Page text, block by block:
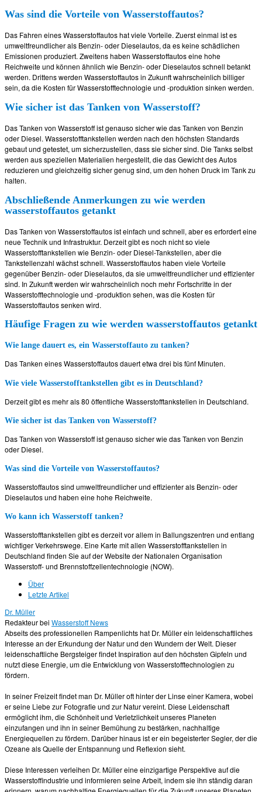
Was sind die Vorteile von Wasserstoffautos?
Das Fahren eines Wasserstoffautos hat viele Vorteile. Zuerst einmal ist es
umweltfreundlicher als Benzin- oder Dieselautos, da es keine schädlichen
Emissionen produziert. Zweitens haben Wasserstoffautos eine hohe
Reichweite und können ähnlich wie Benzin- oder Dieselautos schnell betankt
werden. Drittens werden Wasserstoffautos in Zukunft wahrscheinlich billiger
sein, da die Kosten für Wasserstofftechnologie und -produktion sinken werden.
Wie sicher ist das Tanken von Wasserstoff?
Das Tanken von Wasserstoff ist genauso sicher wie das Tanken von Benzin
oder Diesel. Wasserstofftankstellen werden nach den höchsten Standards
gebaut und getestet, um sicherzustellen, dass sie sicher sind. Die Tanks selbst
werden aus speziellen Materialien hergestellt, die das Gewicht des Autos
reduzieren und gleichzeitig sicher genug sind, um den hohen Druck im Tank zu
halten.
Abschließende Anmerkungen zu wie werden
wasserstoffautos getankt
Das Tanken von Wasserstoffautos ist einfach und schnell, aber es erfordert eine
neue Technik und Infrastruktur. Derzeit gibt es noch nicht so viele
Wasserstofftankstellen wie Benzin- oder Diesel-Tankstellen, aber die
Tankstellenzahl wächst schnell. Wasserstoffautos haben viele Vorteile
gegenüber Benzin- oder Dieselautos, da sie umweltfreundlicher und effizienter
sind. In Zukunft werden wir wahrscheinlich noch mehr Fortschritte in der
Wasserstofftechnologie und -produktion sehen, was die Kosten für
Wasserstoffautos senken wird.
Häufige Fragen zu wie werden wasserstoffautos getankt
Wie lange dauert es, ein Wasserstoffauto zu tanken?
Das Tanken eines Wasserstoffautos dauert etwa drei bis fünf Minuten.
Wie viele Wasserstofftankstellen gibt es in Deutschland?
Derzeit gibt es mehr als 80 öffentliche Wasserstofftankstellen in Deutschland.
Wie sicher ist das Tanken von Wasserstoff?
Das Tanken von Wasserstoff ist genauso sicher wie das Tanken von Benzin
oder Diesel.
Was sind die Vorteile von Wasserstoffautos?
Wasserstoffautos sind umweltfreundlicher und effizienter als Benzin- oder
Dieselautos und haben eine hohe Reichweite.
Wo kann ich Wasserstoff tanken?
Wasserstofftankstellen gibt es derzeit vor allem in Ballungszentren und entlang
wichtiger Verkehrswege. Eine Karte mit allen Wasserstofftankstellen in
Deutschland finden Sie auf der Website der Nationalen Organisation
Wasserstoff- und Brennstoffzellentechnologie (NOW).
Über
Letzte Artikel
Dr. Müller
Redakteurbei Wasserstoff News
Abseits des professionellen Rampenlichts hat Dr. Müller ein leidenschaftliches
Interesse an der Erkundung der Natur und den Wundern der Welt. Dieser
leidenschaftliche Bergsteiger findet Inspiration auf den höchsten Gipfeln und
nutzt diese Energie, um die Entwicklung von Wasserstofftechnologien zu
fördern.
In seiner Freizeit findet man Dr. Müller oft hinter der Linse einer Kamera, wobei
er seine Liebe zur Fotografie und zur Natur vereint. Diese Leidenschaft
ermöglicht ihm, die Schönheit und Verletzlichkeit unseres Planeten
einzufangen und ihn in seiner Bemühung zu bestärken, nachhaltige
Energiequellen zu fördern. Darüber hinaus ist er ein begeisterter Segler, der die
Ozeane als Quelle der Entspannung und Reflexion sieht.
Diese Interessen verleihen Dr. Müller eine einzigartige Perspektive auf die
Wasserstoffindustrie und informieren seine Arbeit, indem sie ihn ständig daran